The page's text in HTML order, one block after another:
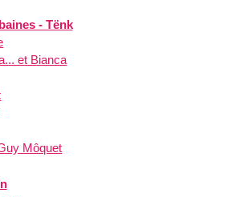
- Tënk
et Bianca
Môquet